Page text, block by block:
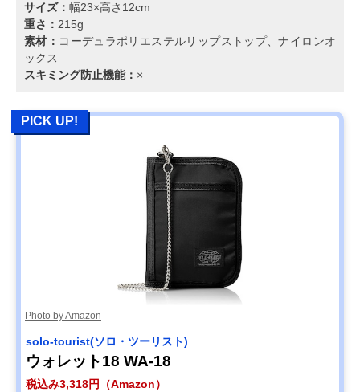
サイズ： 幅23×高さ12cm
重さ： 215g
素材： コーデュラポリエステルリップストップ、ナイロンオ
ックス
スキミング防止機能： ×
PICK UP!
Photo by Amazon
solo-tourist(ソロ・ツーリスト)
ウォレット18 WA-18
税込み3,318円（Amazon）